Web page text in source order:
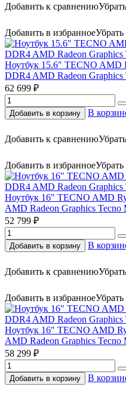
Добавить к сравнению
Добавить в избранноеУбрать
Ноутбук 15.6" TECNO AMD
DDR4 AMD Radeon Graphics
62 699 ₽
Добавить в корзину В
Добавить к сравнению
Добавить в избранноеУбрать
Ноутбук 16" TECNO AMD
AMD Radeon Graphics Tecno
52 799 ₽
Добавить в корзину В
Добавить к сравнению
Добавить в избранноеУбрать
Ноутбук 16" TECNO AMD
AMD Radeon Graphics Tecno
58 299 ₽
Добавить в корзину В